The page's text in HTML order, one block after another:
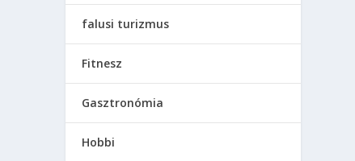
falusi turizmus
Fitnesz
Gasztronómia
Hobbi